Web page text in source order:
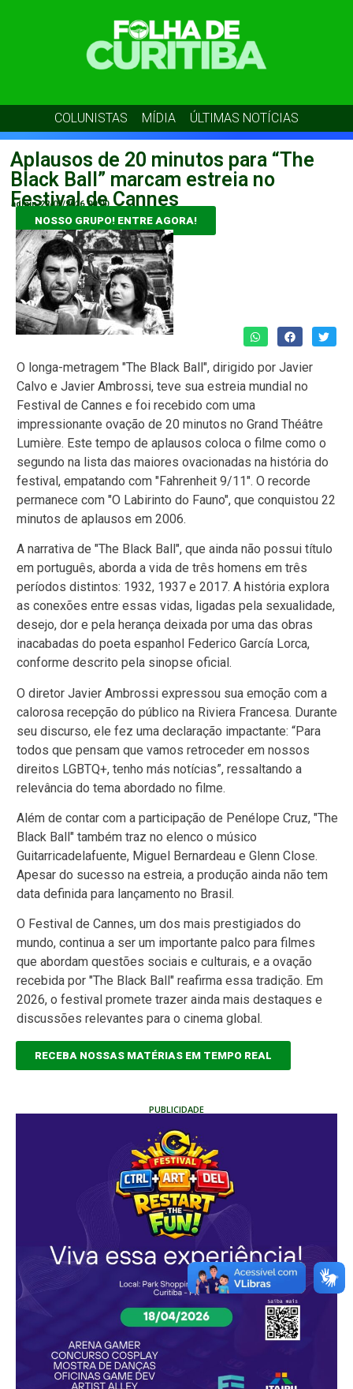
COLUNISTAS MÍDIA ÚLTIMAS NOTÍCIAS
Aplausos de 20 minutos para “The
Black Ball” marcam estreia no
Festival de Cannes
admin 22/05/2026 00:00
NOSSO GRUPO! ENTRE AGORA!
O longa-metragem "The Black Ball", dirigido por Javier
Calvo e Javier Ambrossi, teve sua estreia mundial no
Festival de Cannes e foi recebido com uma
impressionante ovação de 20 minutos no Grand Théâtre
Lumière. Este tempo de aplausos coloca o filme como o
segundo na lista das maiores ovacionadas na história do
festival, empatando com "Fahrenheit 9/11". O recorde
permanece com "O Labirinto do Fauno", que conquistou 22
minutos de aplausos em 2006.
A narrativa de "The Black Ball", que ainda não possui título
em português, aborda a vida de três homens em três
períodos distintos: 1932, 1937 e 2017. A história explora
as conexões entre essas vidas, ligadas pela sexualidade,
desejo, dor e pela herança deixada por uma das obras
inacabadas do poeta espanhol Federico García Lorca,
conforme descrito pela sinopse oficial.
O diretor Javier Ambrossi expressou sua emoção com a
calorosa recepção do público na Riviera Francesa. Durante
seu discurso, ele fez uma declaração impactante: “Para
todos que pensam que vamos retroceder em nossos
direitos LGBTQ+, tenho más notícias”, ressaltando a
relevância do tema abordado no filme.
Além de contar com a participação de Penélope Cruz, "The
Black Ball" também traz no elenco o músico
Guitarricadelafuente, Miguel Bernardeau e Glenn Close.
Apesar do sucesso na estreia, a produção ainda não tem
data definida para lançamento no Brasil.
O Festival de Cannes, um dos mais prestigiados do
mundo, continua a ser um importante palco para filmes
que abordam questões sociais e culturais, e a ovação
recebida por "The Black Ball" reafirma essa tradição. Em
2026, o festival promete trazer ainda mais destaques e
discussões relevantes para o cinema global.
RECEBA NOSSAS MATÉRIAS EM TEMPO REAL
PUBLICIDADE